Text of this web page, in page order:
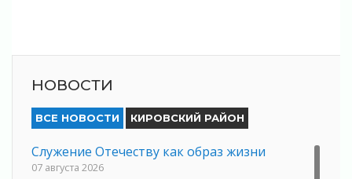
НОВОСТИ
ВСЕ НОВОСТИ КИРОВСКИЙ РАЙОН
Служение Отечеству как образ жизни
07 августа 2026